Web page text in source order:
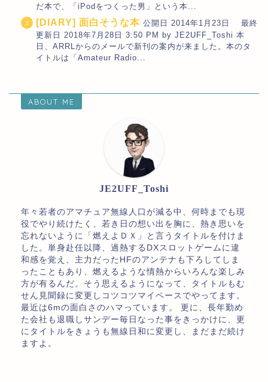
だ本で、「iPodをつくった男」という本...
[DIARY] 面白そうな本 公開日 2014年1月23日 最終
更新日 2018年7月28日 3:50 PM by JE2UFF_Toshi 本
日、ARRLからのメールで新刊の案内が来ました。本のタ
イトルは「Amateur Radio...
ABOUT ME
JE2UFF_Toshi
年々若者のアマチュア無線人口が減る中、何時までも現
役でやり続けたく、若き日の想い出を胸に、熱き思いを
忘れないように「燃えよＤＸ」と言うタイトルを付けま
した。単身赴任以降、過熱するDXスロットゲームに違
和感を覚え、主力だったHFのアンテナも下ろしてしま
ったこともあり、燃えるような情熱からいろんな楽しみ
方が有るんだ。そう思えるようになって、タイトルもむ
せん見聞録に変更しコツコツマイペースでやってます。
最近は6mの面白さのハマっています。 更に、長年勤め
た会社も退職しサンデー毎日なった事をきっかけに、更
にタイトルをきょうも無線日和に変更し、まだまだ続け
ますよ。